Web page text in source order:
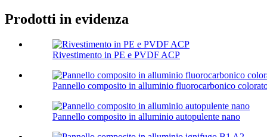
Prodotti in evidenza
Rivestimento in PE e PVDF ACP
Pannello composito in alluminio fluorocarbonico
Pannello composito in alluminio autopulente nano